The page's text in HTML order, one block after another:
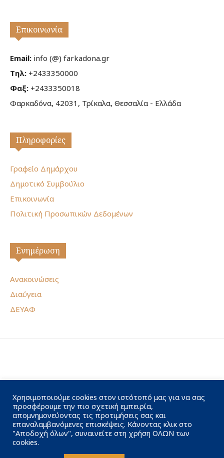
Επικοινωνία
Email: info (@) farkadona.gr
Τηλ: +2433350000
Φαξ: +2433350018
Φαρκαδόνα, 42031, Τρίκαλα, Θεσσαλία - Ελλάδα
Πληροφορίες
Γραφείο Δημάρχου
Δημοτικό Συμβούλιο
Επικοινωνία
Πολιτική Προσωπικών Δεδομένων
Ενημέρωση
Ανακοινώσεις
Διαύγεια
ΔΕΥΑΦ
Χρησιμοποιούμε cookies στον ιστότοπό μας για να σας
προσφέρουμε την πιο σχετική εμπειρία,
απομνημονεύοντας τις προτιμήσεις σας και
επαναλαμβανόμενες επισκέψεις. Κάνοντας κλικ στο
"Αποδοχή όλων", συναινείτε στη χρήση ΟΛΩΝ των
cookies.